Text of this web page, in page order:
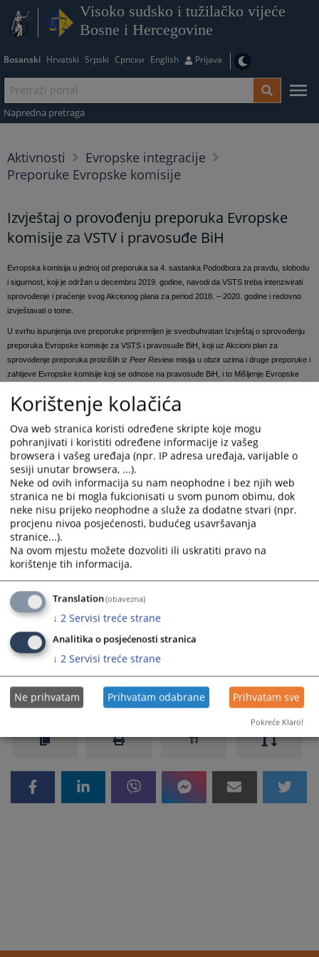
Visoko sudsko i tužilačko vijeće
Bosne i Hercegovine
Bosanski Hrvatski Srpski Српски English Prijava
Napredna pretraga
Aktivnosti
Evropske integracije
Preporuke Evropske komisije
Izvještaj o provođenju preporuka Evropske
komisije za VSTV i pravosuđe BiH
Evropska komisija u jednoj od preporuka sa 4. sastanka Pododbora za pravdu, slobodu
i sigurnost, koji je održan u decembru 2019. godine, navodi da VSTS treba intenzivirati
sprovođenje i praćenje svog Akcionog plana za period 2018. – 2020. godine i redovno
izvještavati o tome.
U svrhu ispunjenja ove preporuke pripremljen je sveobuhvatan Izvještaj o sprovođenju
preporuka Evropske komisije za VSTS i pravosuđe BiH, koji uz Akcioni plan za
sprovođenje preporuka proizišlih izPeer Reviewmisija u obzir uzima i druge preporuke i
zahtjeve Evropske komisije koji se odnose na pravosuđe BiH, i to Mišljenje Evropske
komisije, te Izvještaj nezavisnih viših eksperata o pitanjima vladavine prava u BiH (tzv.
Izvještaj se sastoji od sedam poglavlja koja prate oblasti u kojima su provedene
Reviewmisije. Preporuke su unutar svakog poglavlja grupisane u srodne tematske
cjeline.
Aktivnosti predviđene Akcionim planom VSTS-a, koje do trenutka pripreme ovog
Izvještaja nisu realizovane, su integrisane u Reformski program VSTS-a, čija priprema
je u toku.
Prikazana vijest je na: Bosanski jezik
Prateći dokumenti
Realizacija-preporuka-EK-za-VSTV-i-pravosudje-BiH-_22-
okt-2020_
1637PREGLEDA
Korištenje kolačića
Ova web stranica koristi određene skripte koje mogu
pohranjivati i koristiti određene informacije iz vašeg
browsera i vašeg uređaja (npr. IP adresa uređaja, varijable o
sesiji unutar browsera, ...).
Neke od ovih informacija su nam neophodne i bez njih web
stranica ne bi mogla fukcionisati u svom punom obimu, dok
neke nisu prijeko neophodne a služe za dodatne stvari (npr.
procjenu nivoa posjećenosti, budućeg usavršavanja
stranice...).
Na ovom mjestu možete dozvoliti ili uskratiti pravo na
korištenje tih informacija.
Translation(obavezna)
↓ 2 Servisi treće strane
Analitika o posjećenosti stranica
↓ 2 Servisi treće strane
Ne prihvatam Prihvatam odabrane Prihvatam sve
Pokreće Klaro!